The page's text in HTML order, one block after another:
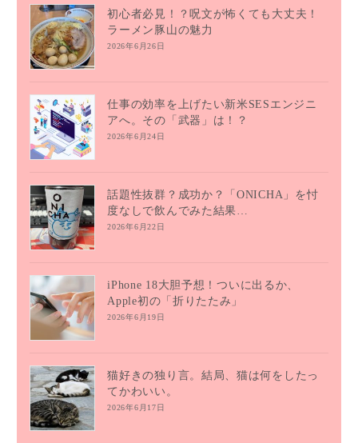
初心者必見！？呪文が怖くても大丈夫！
ラーメン豚山の魅力
2026年6月26日
仕事の効率を上げたい新米SESエンジニ
アへ。その「武器」は！？
2026年6月24日
話題性抜群？成功か？「ONICHA」を忖
度なしで飲んでみた結果…
2026年6月22日
iPhone 18大胆予想！ついに出るか、
Apple初の「折りたたみ」
2026年6月19日
猫好きの独り言。結局、猫は何をしたっ
てかわいい。
2026年6月17日